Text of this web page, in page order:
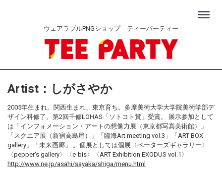
ウェアラブルPNGショップ ティーパーティー
Menu
Artist：しがさやか
2005年生まれ。関西生まれ、東京育ち。多摩美術大学大学院美術学部デ
ザイン科修了。第2回千修LOHAS「ソトコト賞」受賞。 展示参加として
は「インフォメーション・アートの想像力展（東京都写真美術館）」
「スクエア展（新宿高島屋）」「臨海Art meeting vol.3」「ART BOX
gallery」「未来画廊」 。個展としては個展〈ペーターズギャラリー〉
〈pepper's gallery〉〈e-bis〉〈ART Exhibition EXODUS vol.1〉
http://www.ne.jp/asahi/sayaka/shiga/menu.html